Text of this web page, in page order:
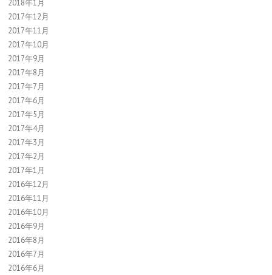
2018年1月
2017年12月
2017年11月
2017年10月
2017年9月
2017年8月
2017年7月
2017年6月
2017年5月
2017年4月
2017年3月
2017年2月
2017年1月
2016年12月
2016年11月
2016年10月
2016年9月
2016年8月
2016年7月
2016年6月